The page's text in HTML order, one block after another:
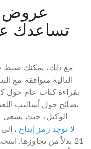
عروض
تساعدك
مع ذلك، يمكنك ضبط
التالية متوافقة مع
بقراءة كتاب عام حول
نصائح حول أساليب
الوكيل، حيث يسعى
betwinner لا يوجد رمز إيداع ،
21 بدلاً من تجاوزها.